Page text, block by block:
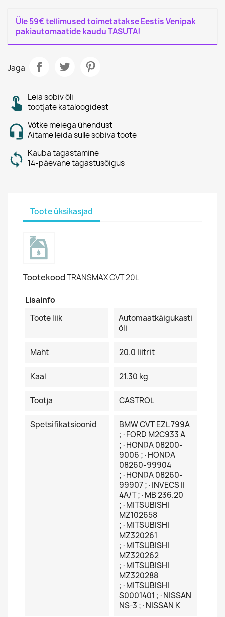
Üle 59€ tellimused toimetatakse Eestis Venipak
pakiautomaatide kaudu TASUTA!
Jaga
Leia sobiv õli
tootjate kataloogidest
Võtke meiega ühendust
Aitame leida sulle sobiva toote
Kauba tagastamine
14-päevane tagastusõigus
Toote üksikasjad
TootekoodTRANSMAX CVT 20L
Lisainfo
Toote liik
Automaatkäigukasti
õli
Maht 20.0 Iiitrit
Kaal 21.30 kg
Tootja CASTROL
Spetsifikatsioonid
BMW CVT EZL 799A
;·FORD M2C933 A
;·HONDA 08200-
9006 ;·HONDA
08260-99904
;·HONDA 08260-
99907 ;·INVECS II
4A/T ;·MB 236.20
;·MITSUBISHI
MZ102658
;·MITSUBISHI
MZ320261
;·MITSUBISHI
MZ320262
;·MITSUBISHI
MZ320288
;·MITSUBISHI
S0001401 ;·NISSAN
NS-3 ;·NISSAN K